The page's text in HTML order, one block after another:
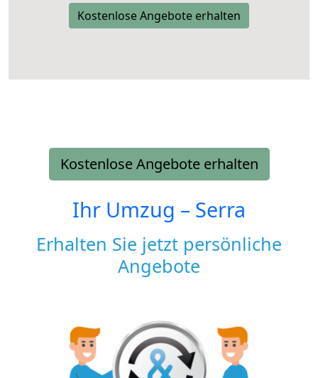
Kostenlose Angebote erhalten
Kostenlose Angebote erhalten
Ihr Umzug – Serra
Erhalten Sie jetzt persönliche
Angebote